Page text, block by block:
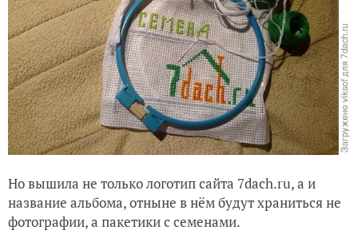
Но вышила не только логотип сайта 7dach.ru, а и
название альбома, отныне в нём будут храниться не
фотографии, а пакетики с семенами.